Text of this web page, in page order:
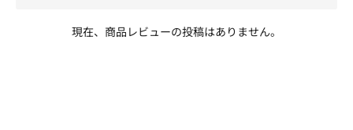
現在、商品レビューの投稿はありません。